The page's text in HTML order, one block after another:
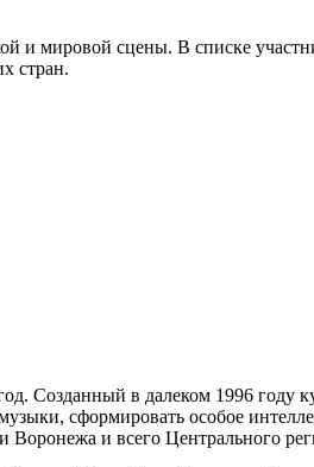
и мировой сцены. В списке
стран.
Созданный в далеком 1996 году
сформировать особое
Воронежа и всего Центрального